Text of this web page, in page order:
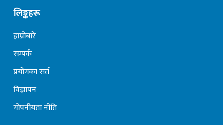
लिङ्कहरू
हाम्रोबारे
सम्पर्क
प्रयोगका सर्त
विज्ञापन
गोपनीयता नीति